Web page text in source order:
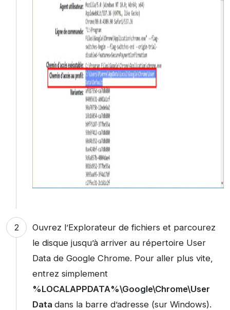
Ouvrez l’Explorateur de fichiers et parcourez
le disque jusqu’à arriver au répertoire User
Data de Google Chrome. Pour aller plus vite,
entrez simplement
%LOCALAPPDATA%\Google\Chrome\User
Data dans la barre d’adresse (sur Windows).